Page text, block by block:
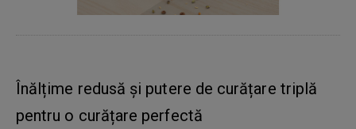
Înălțime redusă și putere de curățare triplă
pentru o curățare perfectă